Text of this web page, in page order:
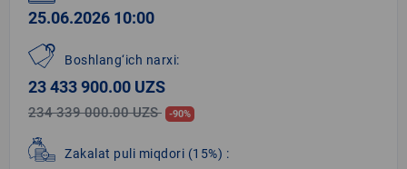
25.06.2026 10:00
Boshlang‘ich narxi:
23 433 900.00 UZS
234 339 000.00 UZS -90%
Zakalat puli miqdori (15%) :